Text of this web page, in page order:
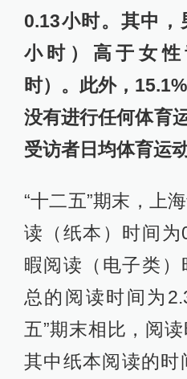
0.13小时。其中
小时）高于女
时）。此外，
没有进行任何体育
受访者日均体育运
“十二五”期末，上
读（纸本）时间为
暇阅读（电子类）
总的阅读时间为
五”期末相比，阅
其中纸本阅读的